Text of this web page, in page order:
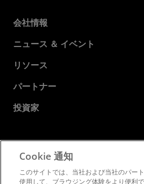
会社情報
AMD について
企業責任
キャリア
お問い合わせ
ニュース ＆ イベント
ニュースルーム
メディア ライブラリ
リソース
デベロッパー セントラル
ケース スタディ
パートナー
AMD パートナー ハブ
投資家
財務情報
取締役会
ガバナンス報告書
SEC 提出書類
プライバシー
商標
Cookie 通知
このサイトでは、当社および当社のパー
使用して、ブラウジング体験をより便利